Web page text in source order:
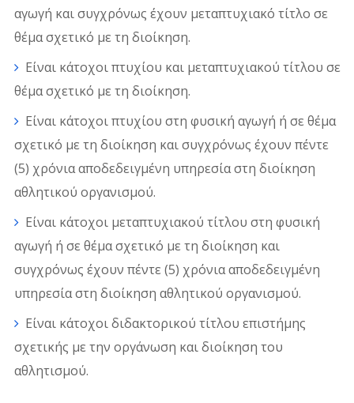
αγωγή και συγχρόνως έχουν μεταπτυχιακό τίτλο σε
θέμα σχετικό με τη διοίκηση.
Είναι κάτοχοι πτυχίου και μεταπτυχιακού τίτλου σε
θέμα σχετικό με τη διοίκηση.
Είναι κάτοχοι πτυχίου στη φυσική αγωγή ή σε θέμα
σχετικό με τη διοίκηση και συγχρόνως έχουν πέντε
(5) χρόνια αποδεδειγμένη υπηρεσία στη διοίκηση
αθλητικού οργανισμού.
Είναι κάτοχοι μεταπτυχιακού τίτλου στη φυσική
αγωγή ή σε θέμα σχετικό με τη διοίκηση και
συγχρόνως έχουν πέντε (5) χρόνια αποδεδειγμένη
υπηρεσία στη διοίκηση αθλητικού οργανισμού.
Είναι κάτοχοι διδακτορικού τίτλου επιστήμης
σχετικής με την οργάνωση και διοίκηση του
αθλητισμού.